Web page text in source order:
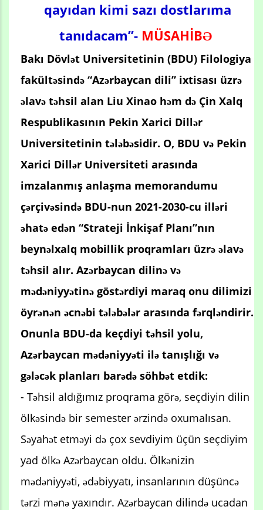
qayıdan kimi sazı dostlarıma
tanıdacam”- MÜSAHİBƏ
Bakı Dövlət Universitetinin (BDU) Filologiya
fakültəsində “Azərbaycan dili” ixtisası üzrə
əlavə təhsil alan Liu Xinao həm də Çin Xalq
Respublikasının Pekin Xarici Dillər
Universitetinin tələbəsidir. O, BDU və Pekin
Xarici Dillər Universiteti arasında
imzalanmış anlaşma memorandumu
çərçivəsində BDU-nun 2021-2030-cu illəri
əhatə edən “Strateji İnkişaf Planı”nın
beynəlxalq mobillik proqramları üzrə əlavə
təhsil alır. Azərbaycan dilinə və
mədəniyyətinə göstərdiyi maraq onu dilimizi
öyrənən əcnəbi tələbələr arasında fərqləndirir.
Onunla BDU-da keçdiyi təhsil yolu,
Azərbaycan mədəniyyəti ilə tanışlığı və
gələcək planları barədə söhbət etdik:
- Təhsil aldığımız proqrama görə, seçdiyin dilin
ölkəsində bir semester ərzində oxumalısan.
Səyahət etməyi də çox sevdiyim üçün seçdiyim
yad ölkə Azərbaycan oldu. Ölkənizin
mədəniyyəti, ədəbiyyatı, insanlarının düşüncə
tərzi mənə yaxındır. Azərbaycan dilində ucadan